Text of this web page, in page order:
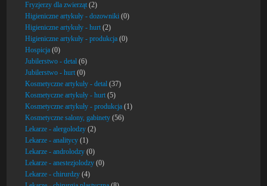
Fryzjerzy dla zwierząt (2)
Higieniczne artykuły - dozowniki (0)
Higieniczne artykuły - hurt (2)
Higieniczne artykuły - produkcja (0)
Hospicja (0)
Jubilerstwo - detal (6)
Jubilerstwo - hurt (0)
Kosmetyczne artykuły - detal (37)
Kosmetyczne artykuły - hurt (5)
Kosmetyczne artykuły - produkcja (1)
Kosmetyczne salony, gabinety (56)
Lekarze - alergolodzy (2)
Lekarze - analitycy (1)
Lekarze - androlodzy (0)
Lekarze - anestezjolodzy (0)
Lekarze - chirurdzy (4)